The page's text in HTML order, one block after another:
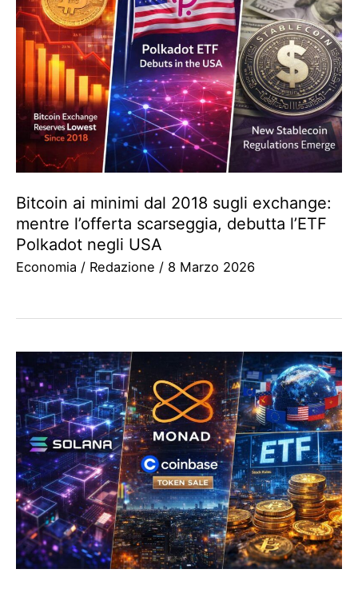
Bitcoin ai minimi dal 2018 sugli exchange:
mentre l’offerta scarseggia, debutta l’ETF
Polkadot negli USA
Economia / Redazione / 8 Marzo 2026